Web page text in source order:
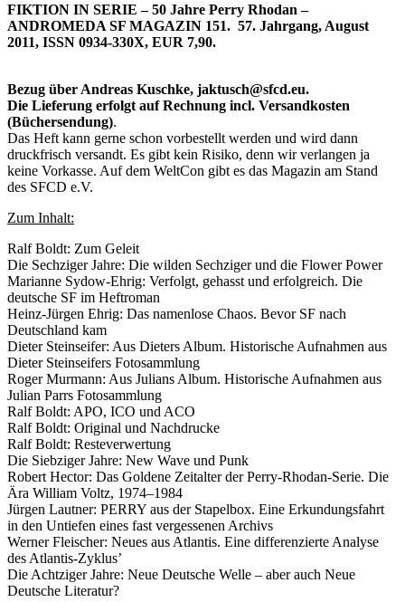
FIKTION IN SERIE – 50 Jahre Perry Rhodan –
ANDROMEDA SF MAGAZIN 151. 57. Jahrgang, August
2011, ISSN 0934-330X, EUR 7,90.
Bezug über Andreas Kuschke, jaktusch@sfcd.eu.
Die Lieferung erfolgt auf Rechnung incl. Versandkosten
(Büchersendung).
Das Heft kann gerne schon vorbestellt werden und wird dann
druckfrisch versandt. Es gibt kein Risiko, denn wir verlangen ja
keine Vorkasse. Auf dem WeltCon gibt es das Magazin am Stand
des SFCD e.V.
Zum Inhalt:
Ralf Boldt: Zum Geleit
Die Sechziger Jahre: Die wilden Sechziger und die Flower Power
Marianne Sydow-Ehrig: Verfolgt, gehasst und erfolgreich. Die
deutsche SF im Heftroman
Heinz-Jürgen Ehrig: Das namenlose Chaos. Bevor SF nach
Deutschland kam
Dieter Steinseifer: Aus Dieters Album. Historische Aufnahmen aus
Dieter Steinseifers Fotosammlung
Roger Murmann: Aus Julians Album. Historische Aufnahmen aus
Julian Parrs Fotosammlung
Ralf Boldt: APO, ICO und ACO
Ralf Boldt: Original und Nachdrucke
Ralf Boldt: Resteverwertung
Die Siebziger Jahre: New Wave und Punk
Robert Hector: Das Goldene Zeitalter der Perry-Rhodan-Serie. Die
Ära William Voltz, 1974–1984
Jürgen Lautner: PERRY aus der Stapelbox. Eine Erkundungsfahrt
in den Untiefen eines fast vergessenen Archivs
Werner Fleischer: Neues aus Atlantis. Eine differenzierte Analyse
des Atlantis-Zyklus’
Die Achtziger Jahre: Neue Deutsche Welle – aber auch Neue
Deutsche Literatur?